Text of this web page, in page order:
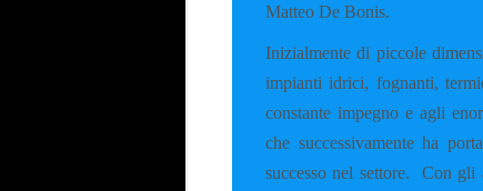
Matteo De Bonis.
Inizialmente di piccole
impianti idrici, fognanti,
constante impegno e agli
che successivamente ha
successo nel settore. Con gli